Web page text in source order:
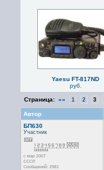
Yaesu FT-817ND
руб.
Страница: «« 1 2 3
Автор
БП630
Участник
с мар 2007
CCCP
Сообщений: 2981